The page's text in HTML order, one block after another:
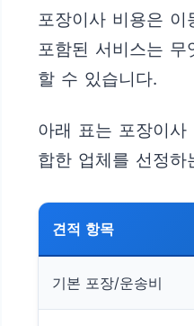
포장이사 비용은
포함된 서비스는
할 수 있습니다.
아래 표는 포장이
합한 업체를 선정하
견적 항목
기본 포장/운송비